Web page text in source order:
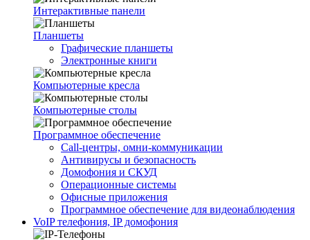
Интерактивные панели
Планшеты
Графические планшеты
Электронные книги
Компьютерные кресла
Компьютерные столы
Программное обеспечение
Call-центры, омни-коммуникации
Антивирусы и безопасность
Домофония и СКУД
Операционные системы
Офисные приложения
Программное обеспечение для видеонаблюдения
VoIP телефония, IP домофония